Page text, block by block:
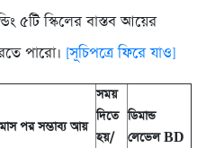
৫টি স্কিলের বাস্তব আয়ের
পারো। [সূচিপত্রে ফিরে যাও]
পর সম্ভাব্য আয়
সময়
দিতে
হয়/
ডিমান্ড
লেভেল BD